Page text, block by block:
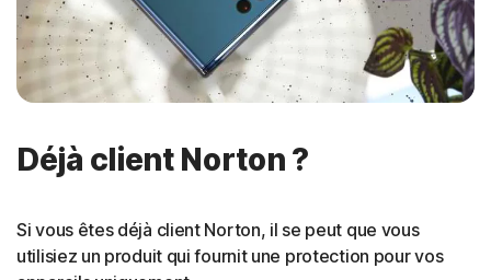
Déjà client Norton ?
Si vous êtes déjà client Norton, il se peut que vous
utilisiez un produit qui fournit une protection pour vos